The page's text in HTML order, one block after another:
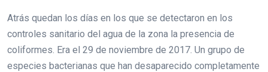
Atrás quedan los días en los que se detectaron en los
controles sanitario del agua de la zona la presencia de
coliformes. Era el 29 de noviembre de 2017. Un grupo de
especies bacterianas que han desaparecido completamente